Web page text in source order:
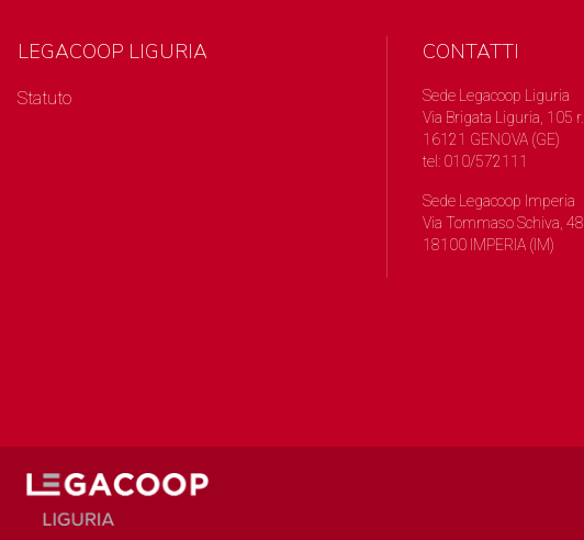
LEGACOOP LIGURIA
Statuto
CONTATTI
Sede Legacoop Liguria
Via Brigata Liguria, 105 r.
16121 GENOVA (GE)
tel: 010/572111
Sede Legacoop Imperia
Via Tommaso Schiva, 48
18100 IMPERIA (IM)